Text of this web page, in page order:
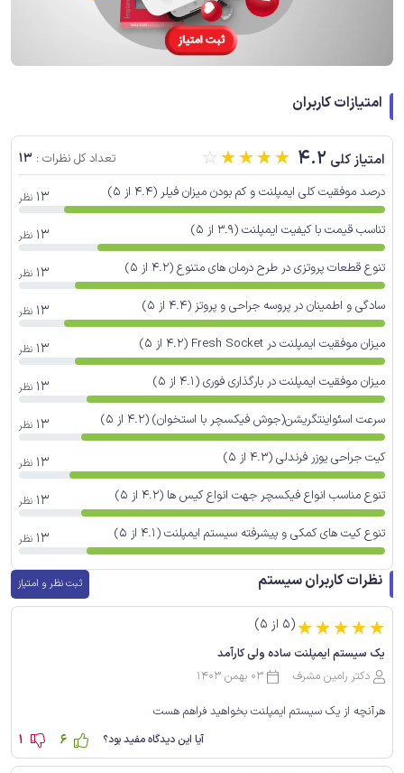
امتیازات کاربران
امتیاز کلی 4.2
☆☆☆☆☆ تعداد کل نظرات : 13
درصد موفقیت کلی ایمپلنت و کم بودن میزان فیلر (4.4 از 5) 13 نظر
تناسب قیمت با کیفیت ایمپلنت (3.9 از 5) 13 نظر
تنوع قطعات پروتزی در طرح درمان های متنوع (4.2 از 5) 13 نظر
سادگی و اطمینان در پروسه جراحی و پروتز (4.4 از 5) 13 نظر
میزان موفقیت ایمپلنت در Fresh Socket (4.2 از 5) 13 نظر
میزان موفقیت ایمپلنت در بارگذاری فوری (4.1 از 5) 13 نظر
سرعت اسئواینتگریشن(جوش فیکسچر با استخوان) (4.2 از 5) 13 نظر
کیت جراحی یوزر فرندلی (4.3 از 5) 13 نظر
تنوع مناسب انواع فیکسچر جهت انواع کیس ها (4.2 از 5) 13 نظر
تنوع کیت های کمکی و پیشرفته سیستم ایمپلنت (4.1 از 5) 13 نظر
نظرات کاربران سیستم ثبت نظر و امتیاز
(5 از 5)☆☆☆☆☆
یک سیستم ایمپلنت ساده ولی کارآمد
دکتر رامین مشرف
03 بهمن 1403
هرآنچه از یک سیستم ایمپلنت بخواهید فراهم هست
آیا این دیدگاه مفید بود؟ 6
1